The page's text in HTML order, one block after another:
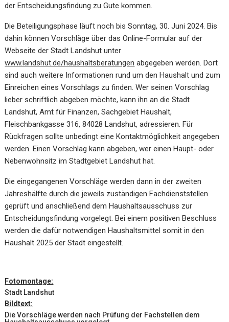
der Entscheidungsfindung zu Gute kommen.
Die Beteiligungsphase läuft noch bis Sonntag, 30. Juni 2024. Bis
dahin können Vorschläge über das Online-Formular auf der
Webseite der Stadt Landshut unter
www.landshut.de/haushaltsberatungen abgegeben werden. Dort
sind auch weitere Informationen rund um den Haushalt und zum
Einreichen eines Vorschlags zu finden. Wer seinen Vorschlag
lieber schriftlich abgeben möchte, kann ihn an die Stadt
Landshut, Amt für Finanzen, Sachgebiet Haushalt,
Fleischbankgasse 316, 84028 Landshut, adressieren. Für
Rückfragen sollte unbedingt eine Kontaktmöglichkeit angegeben
werden. Einen Vorschlag kann abgeben, wer einen Haupt- oder
Nebenwohnsitz im Stadtgebiet Landshut hat.
Die eingegangenen Vorschläge werden dann in der zweiten
Jahreshälfte durch die jeweils zuständigen Fachdienststellen
geprüft und anschließend dem Haushaltsausschuss zur
Entscheidungsfindung vorgelegt. Bei einem positiven Beschluss
werden die dafür notwendigen Haushaltsmittel somit in den
Haushalt 2025 der Stadt eingestellt.
Fotomontage:
Stadt Landshut
Bildtext:
Die Vorschläge werden nach Prüfung der Fachstellen dem